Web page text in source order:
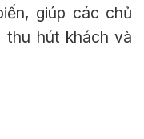
giúp các chủ
thu hút khách và